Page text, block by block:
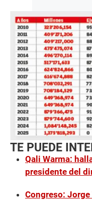
TE PUEDE
Qali Warma:
presidente del
Congreso: